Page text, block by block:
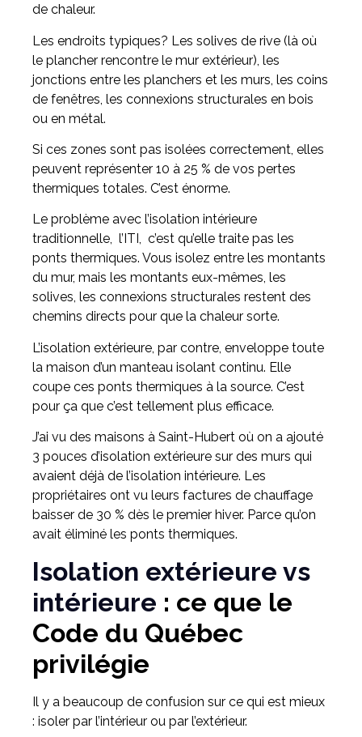
de chaleur.
Les endroits typiques? Les solives de rive (là où
le plancher rencontre le mur extérieur), les
jonctions entre les planchers et les murs, les coins
de fenêtres, les connexions structurales en bois
ou en métal.
Si ces zones sont pas isolées correctement, elles
peuvent représenter 10 à 25 % de vos pertes
thermiques totales. C’est énorme.
Le problème avec l’isolation intérieure
traditionnelle, l’ITI, c’est qu’elle traite pas les
ponts thermiques. Vous isolez entre les montants
du mur, mais les montants eux-mêmes, les
solives, les connexions structurales restent des
chemins directs pour que la chaleur sorte.
L’isolation extérieure, par contre, enveloppe toute
la maison d’un manteau isolant continu. Elle
coupe ces ponts thermiques à la source. C’est
pour ça que c’est tellement plus efficace.
J’ai vu des maisons à Saint-Hubert où on a ajouté
3 pouces d’isolation extérieure sur des murs qui
avaient déjà de l’isolation intérieure. Les
propriétaires ont vu leurs factures de chauffage
baisser de 30 % dès le premier hiver. Parce qu’on
avait éliminé les ponts thermiques.
Isolation extérieure vs
intérieure : ce que le
Code du Québec
privilégie
Il y a beaucoup de confusion sur ce qui est mieux
: isoler par l’intérieur ou par l’extérieur.